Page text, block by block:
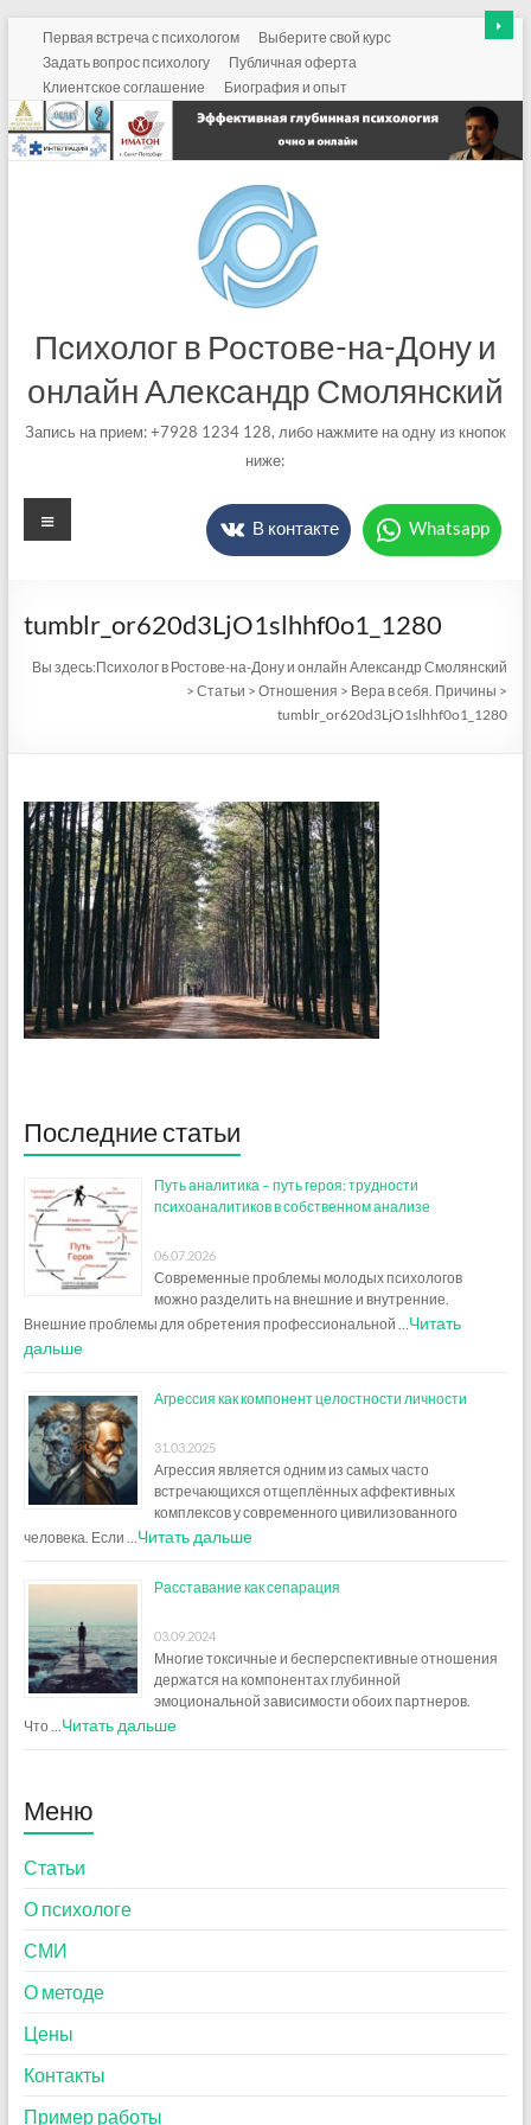
Перейти
содержимому
Первая встреча с психологом
Выберите свой курс
Задать вопрос психологу
Публичная оферта
Клиентское соглашение
Биография и опыт
Психолог в Ростове-на-Дону и
онлайн Александр Смолянский
Запись на прием: +7928 1234 128, либо нажмите на одну из кнопок
ниже:
В контакте Whatsapp
Меню
tumblr_or620d3LjO1slhhf0o1_1280
Вы здесь:Психолог в Ростове-на-Дону и онлайн Александр Смолянский
>Статьи >Отношения > Вера в себя. Причины >
tumblr_or620d3LjO1slhhf0o1_1280
Последние статьи
Путь аналитика – путь героя: трудности
психоаналитиков в собственном анализе
06.07.2026
Современные проблемы молодых психологов
можно разделить на внешние и внутренние.
Внешние проблемы для обретения профессиональной …Читать
дальше
Агрессия как компонент целостности личности
31.03.2025
Агрессия является одним из самых часто
встречающихся отщеплённых аффективных
комплексов у современного цивилизованного
человека. Если …Читать дальше
Расставание как сепарация
03.09.2024
Многие токсичные и бесперспективные отношения
держатся на компонентах глубинной
эмоциональной зависимости обоих партнеров.
Что …Читать дальше
Меню
Статьи
О психологе
СМИ
О методе
Цены
Контакты
Пример работы